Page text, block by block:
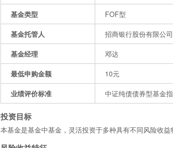
基金类型 FOF型
基金托管人 招商银行股份有限公司
基金经理 邓达
最低申购金额 10元
业绩评价标准 中证纯债债券型基金
投资目标
本基金是基金中基金，灵活投资于多种具有不同风险收